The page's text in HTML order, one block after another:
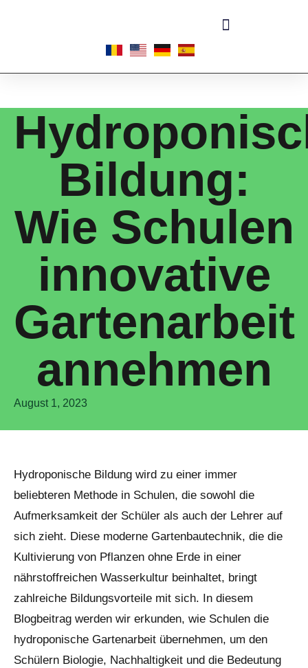
Bildung:
Wie Schulen
innovative
Gartenarbeit
annehmen
August 1, 2023
Hydroponische Bildung wird zu einer immer
beliebteren Methode in Schulen, die sowohl die
Aufmerksamkeit der Schüler als auch der Lehrer auf
sich zieht. Diese moderne Gartenbautechnik, die die
Kultivierung von Pflanzen ohne Erde in einer
nährstoffreichen Wasserkultur beinhaltet, bringt
zahlreiche Bildungsvorteile mit sich. In diesem
Blogbeitrag werden wir erkunden, wie Schulen die
hydroponische Gartenarbeit übernehmen, um den
Schülern Biologie, Nachhaltigkeit und die Bedeutung